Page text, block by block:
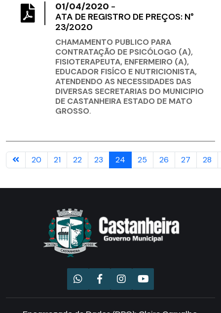
01/04/2020 -
ATA DE REGISTRO DE PREÇOS: N°
23/2020
CHAMAMENTO PUBLICO PARA
CONTRATAÇÃO DE PSICÓLOGO (A),
FISIOTERAPEUTA, ENFERMEIRO (A),
EDUCADOR FISÍCO E NUTRICIONISTA,
ATENDENDO AS NECESSIDADES DAS
DIVERSAS SECRETARIAS DO MUNICIPIO
DE CASTANHEIRA ESTADO DE MATO
GROSSO.
20 21 22 23 24 25 26 27 28